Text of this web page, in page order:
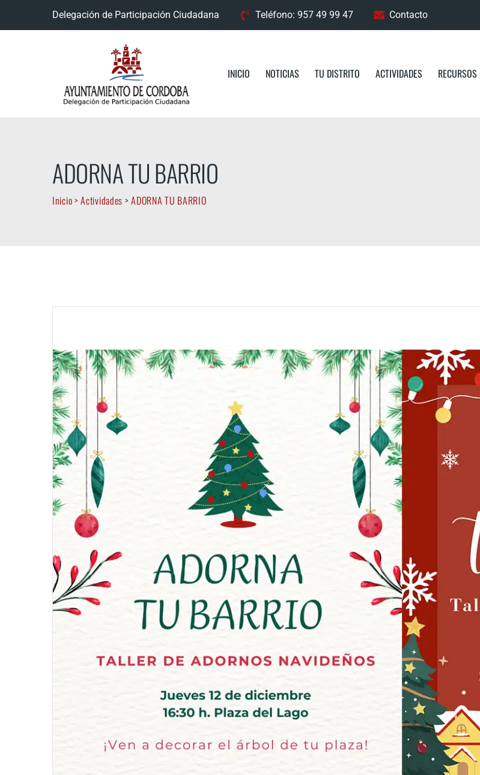
Delegación de Participación Ciudadana Teléfono: 957 49 99 47 Contacto
INICIO NOTICIAS TU DISTRITO ACTIVIDADES RECURSOS
ADORNA TU BARRIO
Inicio>Actividades >ADORNA TU BARRIO